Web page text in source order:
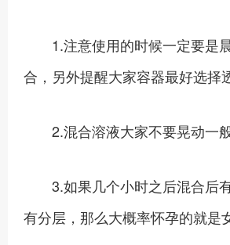
1.注意使用的时候一定要是晨
合，另外提醒大家容器最好选择
2.混合溶液大家不要晃动一般
3.如果几个小时之后混合后有
有分层，那么大概率怀孕的就是